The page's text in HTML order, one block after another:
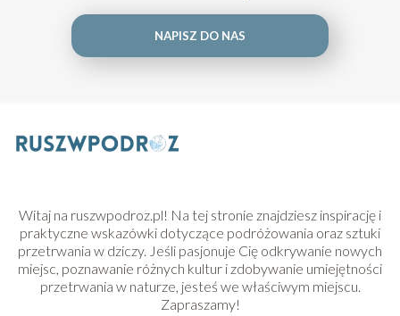
NAPISZ DO NAS
Witaj na ruszwpodroz.pl! Na tej stronie znajdziesz inspirację i
praktyczne wskazówki dotyczące podróżowania oraz sztuki
przetrwania w dziczy. Jeśli pasjonuje Cię odkrywanie nowych
miejsc, poznawanie różnych kultur i zdobywanie umiejętności
przetrwania w naturze, jesteś we właściwym miejscu.
Zapraszamy!